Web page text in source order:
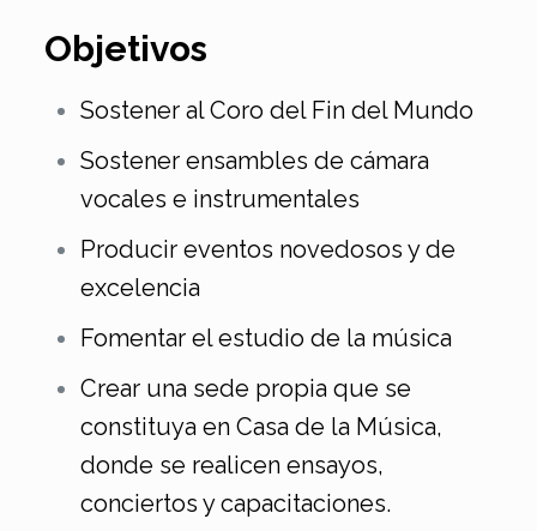
Objetivos
Sostener al Coro del Fin del Mundo
Sostener ensambles de cámara
vocales e instrumentales
Producir eventos novedosos y de
excelencia
Fomentar el estudio de la música
Crear una sede propia que se
constituya en Casa de la Música,
donde se realicen ensayos,
conciertos y capacitaciones.